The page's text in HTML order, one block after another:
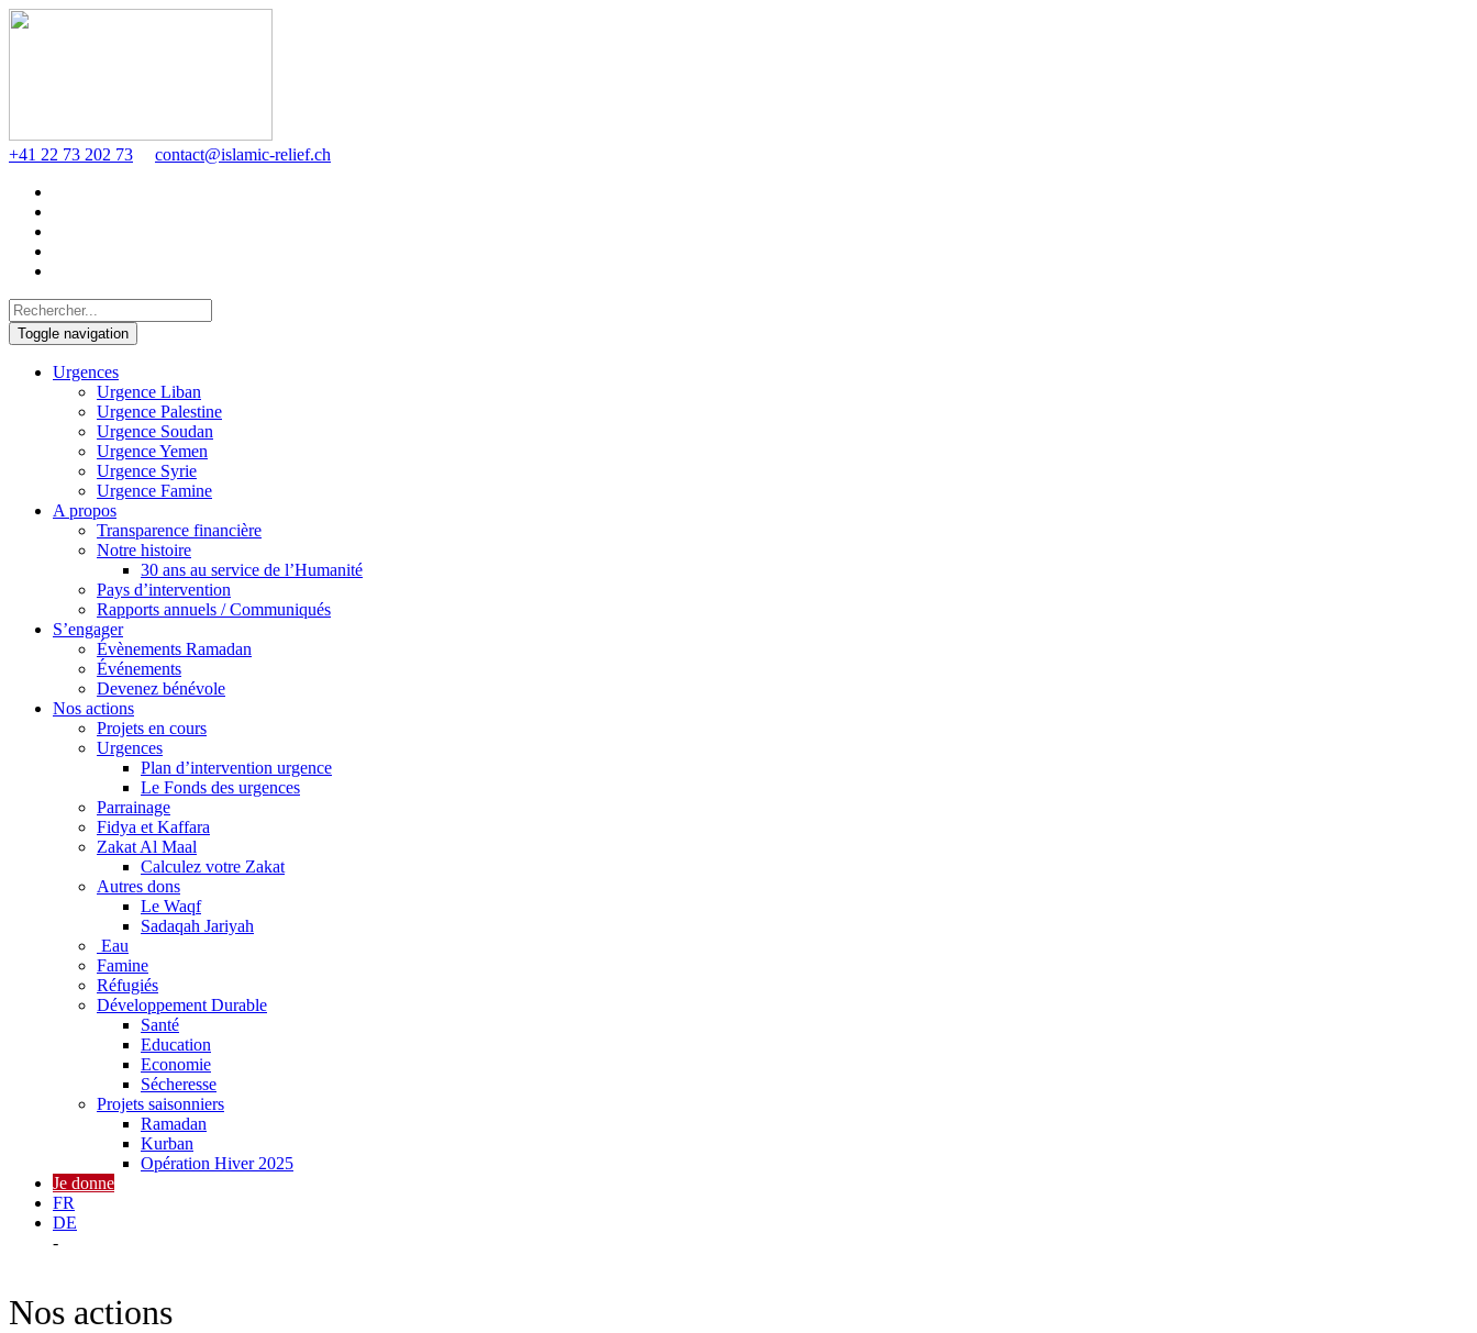
+41 22 73 202 73 contact@islamic-relief.ch
Toggle navigation
Urgences
Urgence Liban
Urgence Palestine
Urgence Soudan
Urgence Yemen
Urgence Syrie
Urgence Famine
A propos
Transparence financière
Notre histoire
30 ans au service de l’Humanité
Pays d’intervention
Rapports annuels / Communiqués
S’engager
Évènements Ramadan
Événements
Devenez bénévole
Nos actions
Projets en cours
Urgences
Plan d’intervention urgence
Le Fonds des urgences
Parrainage
Fidya et Kaffara
Zakat Al Maal
Calculez votre Zakat
Autres dons
Le Waqf
Sadaqah Jariyah
Eau
Famine
Réfugiés
Développement Durable
Santé
Education
Economie
Sécheresse
Projets saisonniers
Ramadan
Kurban
Opération Hiver 2025
Je donne
FR
DE
-
Nos actions